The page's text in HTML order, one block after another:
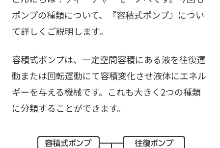
ポンプの種類について、『容積式ポンプ』につい
て詳しくご説明します。
容積式ポンプは、一定空間容積にある液を往復運
動または回転運動にて容積変化させ液体にエネル
ギーを与える機械です。これも大きく2つの種類
に分類することができます。